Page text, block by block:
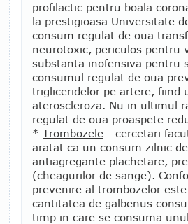
profilactic pentru boala
la prestigioasa Universitate
consum regulat de oua
neurotoxic, periculos pentru
substanta inofensiva pentru
consumul regulat de oua
trigliceridelor pe artere, fiind
ateroscleroza. Nu in ultimul
regulat de oua proaspete
* Trombozele - cercetari
aratat ca un consum zilnic
antiagregante plachetare,
(cheagurilor de sange).
prevenire al trombozelor
cantitatea de galbenus
timp in care se consuma